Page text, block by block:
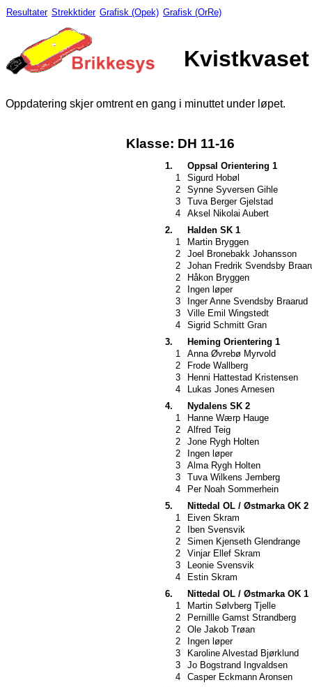
Resultater Strekktider Grafisk (Opek) Grafisk (OrRe)
Kvistkvaset
Oppdatering skjer omtrent en gang i minuttet under løpet.
Klasse: DH 11-16
1.
Oppsal Orientering 1
1
Sigurd Hobøl
2
Synne Syversen Gihle
3
Tuva Berger Gjelstad
4
Aksel Nikolai Aubert
2.
Halden SK 1
1
Martin Bryggen
2
Joel Bronebakk Johansson
2
Johan Fredrik Svendsby
2
Håkon Bryggen
2
Ingen løper
3
Inger Anne Svendsby Braarud
3
Ville Emil Wingstedt
4
Sigrid Schmitt Gran
3.
Heming Orientering 1
1
Anna Øvrebø Myrvold
2
Frode Wallberg
3
Henni Hattestad Kristensen
4
Lukas Jones Arnesen
4.
Nydalens SK 2
1
Hanne Wærp Hauge
2
Alfred Teig
2
Jone Rygh Holten
2
Ingen løper
3
Alma Rygh Holten
3
Tuva Wilkens Jernberg
4
Per Noah Sommerhein
5.
Nittedal OL / Østmarka OK 2
1
Eiven Skram
2
Iben Svensvik
2
Simen Kjenseth Glendrange
2
Vinjar Ellef Skram
3
Leonie Svensvik
4
Estin Skram
6.
Nittedal OL / Østmarka OK 1
1
Martin Sølvberg Tjelle
2
Pernillle Gamst Strandberg
2
Ole Jakob Trøan
2
Ingen løper
3
Karoline Alvestad Bjørklund
3
Jo Bogstrand Ingvaldsen
4
Casper Eckmann Aronsen